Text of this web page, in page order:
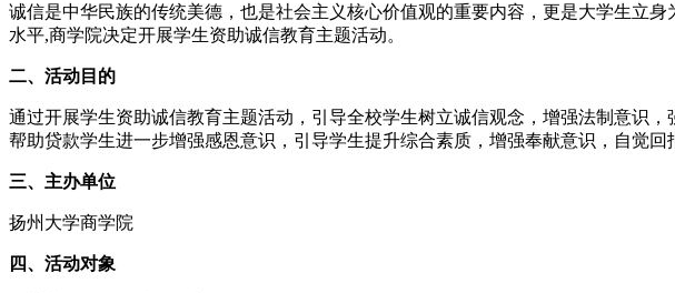
诚信是中华民族的传统美德，也是社会主义核心价值观的重要内容，更是大学生立
水平,商学院决定开展学生资助诚信教育主题活动。
二、活动目的
通过开展学生资助诚信教育主题活动，引导全校学生树立诚信观念，增强法制意识
帮助贷款学生进一步增强感恩意识，引导学生提升综合素质，增强奉献意识，自觉回
三、主办单位
扬州大学商学院
四、活动对象